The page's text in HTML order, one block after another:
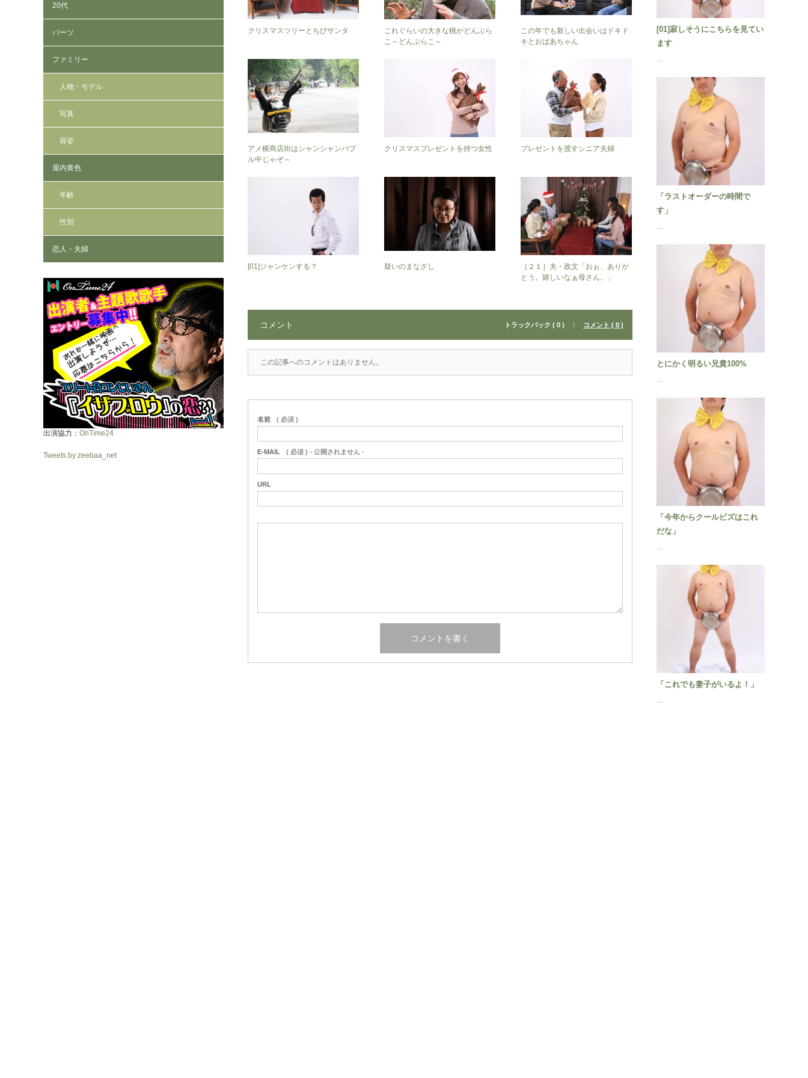
クリスマスツリーとちびサンタ
これぐらいの大きな桃がどんぶら
こ～どんぶらこ～
この年でも新しい出会いはドキド
キとおばあちゃん
アメ横商店街はシャンシャンバブ
ル中じゃぞ～
クリスマスプレゼントを持つ女性 プレゼントを渡すシニア夫婦
[01]ジャンケンする？ 疑いのまなざし
［２１］夫・政文「おぉ、ありが
とう。嬉しいなぁ母さん。」
コメント トラックバック ( 0 ) コメント ( 0 )
この記事へのコメントはありません。
名前 ( 必須 )
E-MAIL ( 必須 ) - 公開されません -
URL
20代
パーツ
ファミリー
人物・モデル
写真
容姿
屋内黄色
年齢
性別
恋人・夫婦
出演協力： OnTime24
Tweets by zeebaa_net
[01]寂しそうにこちらを見てい
ます
「ラストオーダーの時間で
す」
とにかく明るい兄貴100%
「今年からクールビズはこれ
だな」
「これでも妻子がいるよ！」